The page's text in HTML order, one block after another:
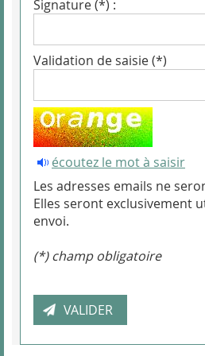
Signature (*) :
Validation de saisie (*)
écoutez le mot à saisir
Les adresses emails ne
Elles seront exclusivement
envoi.
(*) champ obligatoire